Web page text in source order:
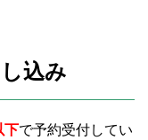
込み
下で予約受付してい